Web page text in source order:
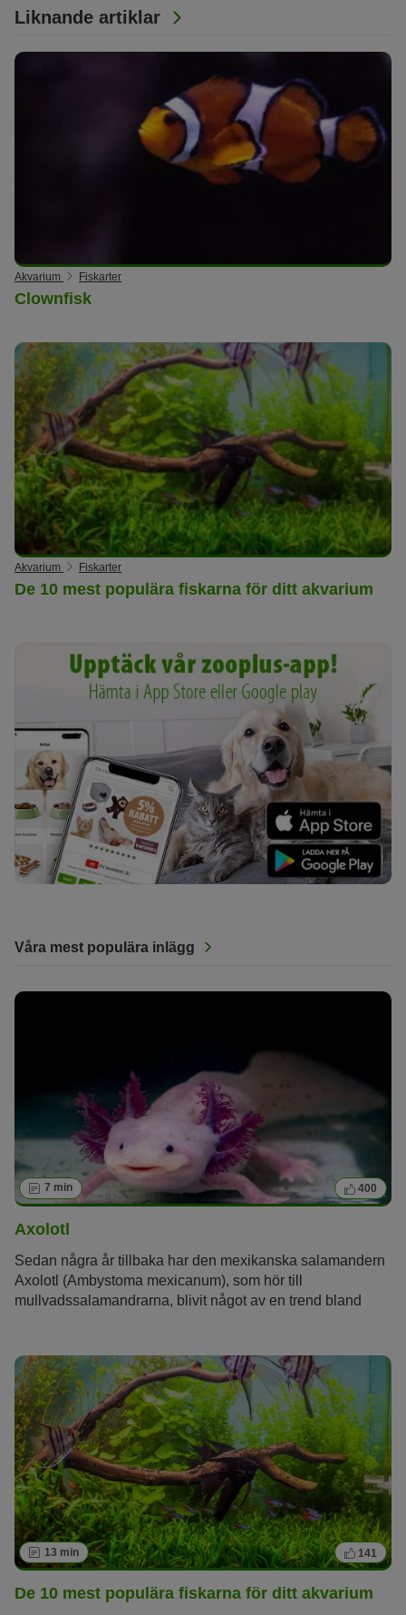
Liknande artiklar
Akvarium Fiskarter
Clownfisk
Akvarium Fiskarter
De 10 mest populära fiskarna för ditt akvarium
Våra mest populära inlägg
7 min 400
Axolotl
Sedan några år tillbaka har den mexikanska salamandern
Axolotl (Ambystoma mexicanum), som hör till
mullvadssalamandrarna, blivit något av en trend bland
hemma. Att ha en Axolotl som husdjur är relativt enkelt. Här
får du veta allt om djuret.
13 min 141
De 10 mest populära fiskarna för ditt akvarium